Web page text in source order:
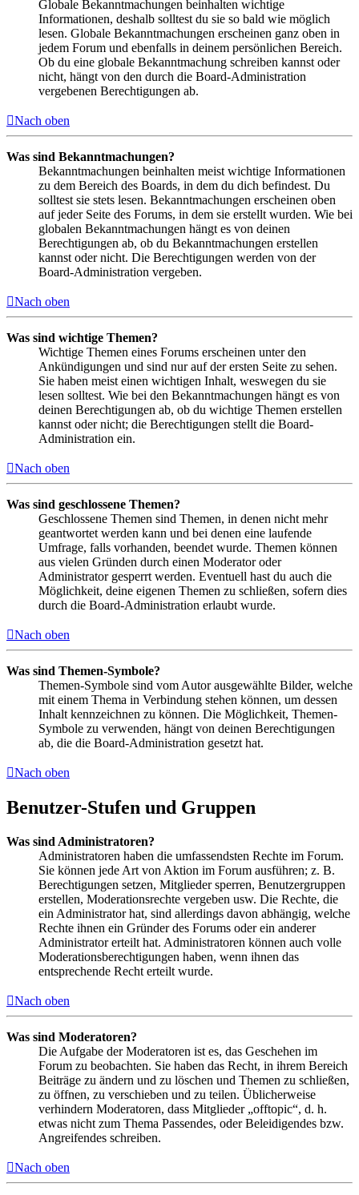
Globale Bekanntmachungen beinhalten wichtige
Informationen, deshalb solltest du sie so bald wie möglich
lesen. Globale Bekanntmachungen erscheinen ganz oben in
jedem Forum und ebenfalls in deinem persönlichen Bereich.
Ob du eine globale Bekanntmachung schreiben kannst oder
nicht, hängt von den durch die Board-Administration
vergebenen Berechtigungen ab.
Nach oben
Was sind Bekanntmachungen?
Bekanntmachungen beinhalten meist wichtige Informationen
zu dem Bereich des Boards, in dem du dich befindest. Du
solltest sie stets lesen. Bekanntmachungen erscheinen oben
auf jeder Seite des Forums, in dem sie erstellt wurden. Wie bei
globalen Bekanntmachungen hängt es von deinen
Berechtigungen ab, ob du Bekanntmachungen erstellen
kannst oder nicht. Die Berechtigungen werden von der
Board-Administration vergeben.
Nach oben
Was sind wichtige Themen?
Wichtige Themen eines Forums erscheinen unter den
Ankündigungen und sind nur auf der ersten Seite zu sehen.
Sie haben meist einen wichtigen Inhalt, weswegen du sie
lesen solltest. Wie bei den Bekanntmachungen hängt es von
deinen Berechtigungen ab, ob du wichtige Themen erstellen
kannst oder nicht; die Berechtigungen stellt die Board-
Administration ein.
Nach oben
Was sind geschlossene Themen?
Geschlossene Themen sind Themen, in denen nicht mehr
geantwortet werden kann und bei denen eine laufende
Umfrage, falls vorhanden, beendet wurde. Themen können
aus vielen Gründen durch einen Moderator oder
Administrator gesperrt werden. Eventuell hast du auch die
Möglichkeit, deine eigenen Themen zu schließen, sofern dies
durch die Board-Administration erlaubt wurde.
Nach oben
Was sind Themen-Symbole?
Themen-Symbole sind vom Autor ausgewählte Bilder, welche
mit einem Thema in Verbindung stehen können, um dessen
Inhalt kennzeichnen zu können. Die Möglichkeit, Themen-
Symbole zu verwenden, hängt von deinen Berechtigungen
ab, die die Board-Administration gesetzt hat.
Nach oben
Benutzer-Stufen und Gruppen
Was sind Administratoren?
Administratoren haben die umfassendsten Rechte im Forum.
Sie können jede Art von Aktion im Forum ausführen; z. B.
Berechtigungen setzen, Mitglieder sperren, Benutzergruppen
erstellen, Moderationsrechte vergeben usw. Die Rechte, die
ein Administrator hat, sind allerdings davon abhängig, welche
Rechte ihnen ein Gründer des Forums oder ein anderer
Administrator erteilt hat. Administratoren können auch volle
Moderationsberechtigungen haben, wenn ihnen das
entsprechende Recht erteilt wurde.
Nach oben
Was sind Moderatoren?
Die Aufgabe der Moderatoren ist es, das Geschehen im
Forum zu beobachten. Sie haben das Recht, in ihrem Bereich
Beiträge zu ändern und zu löschen und Themen zu schließen,
zu öffnen, zu verschieben und zu teilen. Üblicherweise
verhindern Moderatoren, dass Mitglieder „offtopic“, d. h.
etwas nicht zum Thema Passendes, oder Beleidigendes bzw.
Angreifendes schreiben.
Nach oben